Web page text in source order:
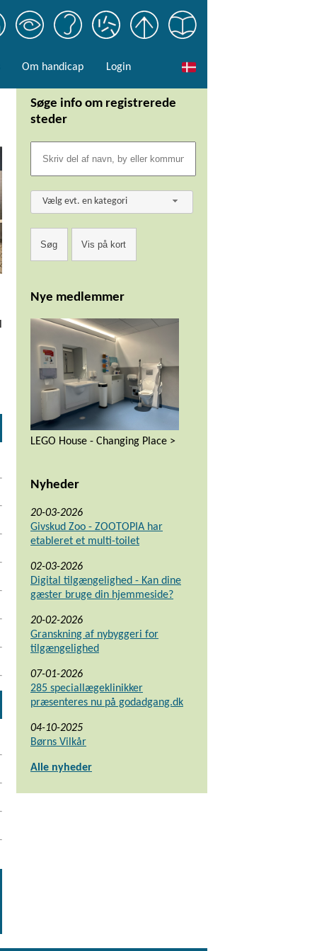
Om handicap Login
Søge info om registrerede
steder
Vælg evt. en kategori
Nye medlemmer
LEGO House - Changing Place >
Nyheder
20-03-2026
Givskud Zoo - ZOOTOPIA har
etableret et multi-toilet
02-03-2026
Digital tilgængelighed - Kan dine
gæster bruge din hjemmeside?
20-02-2026
Granskning af nybyggeri for
tilgængelighed
07-01-2026
285 speciallægeklinikker
præsenteres nu på godadgang.dk
04-10-2025
Børns Vilkår
Alle nyheder